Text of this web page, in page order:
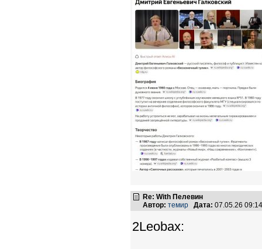
Re: With Пелевин
Автор: темир Дата: 07.05.26
2Leobax: